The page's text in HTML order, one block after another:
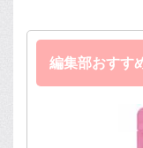
編集部おすす